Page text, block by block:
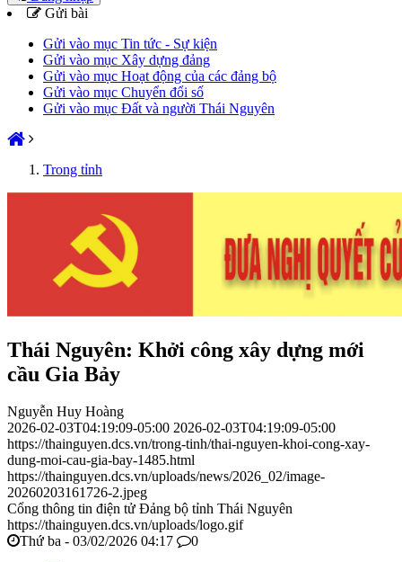
Gửi bài
Gửi vào mục Tin tức - Sự kiện
Gửi vào mục Xây dựng đảng
Gửi vào mục Hoạt động của các đảng bộ
Gửi vào mục Chuyển đổi số
Gửi vào mục Đất và người Thái Nguyên
Trong tỉnh
Thái Nguyên: Khởi công xây dựng mới
cầu Gia Bảy
Nguyễn Huy Hoàng
2026-02-03T04:19:09-05:00 2026-02-03T04:19:09-05:00
https://thainguyen.dcs.vn/trong-tinh/thai-nguyen-khoi-cong-xay-
dung-moi-cau-gia-bay-1485.html
https://thainguyen.dcs.vn/uploads/news/2026_02/image-
20260203161726-2.jpeg
Cổng thông tin điện tử Đảng bộ tỉnh Thái Nguyên
https://thainguyen.dcs.vn/uploads/logo.gif
Thứ ba - 03/02/2026 04:17
0